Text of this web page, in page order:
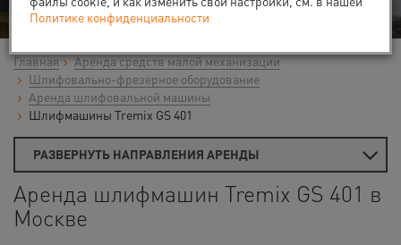
Главная
Аренда средств малой механизации
Шлифовально-фрезерное оборудование
Аренда шлифовальной машины
Шлифмашины Tremix GS 401
РАЗВЕРНУТЬ НАПРАВЛЕНИЯ АРЕНДЫ
Аренда шлифмашин Tremix GS 401 в
Москве
Политике конфиденциальности